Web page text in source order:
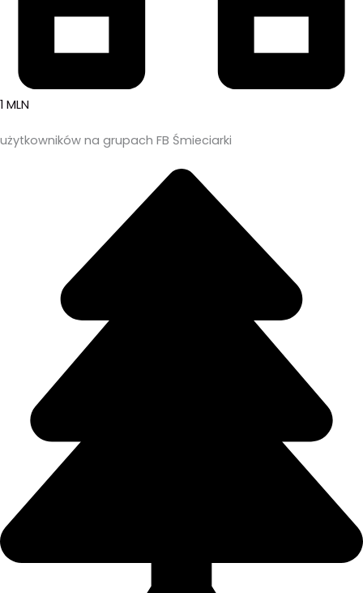
1 MLN
użytkowników na grupach FB Śmieciarki